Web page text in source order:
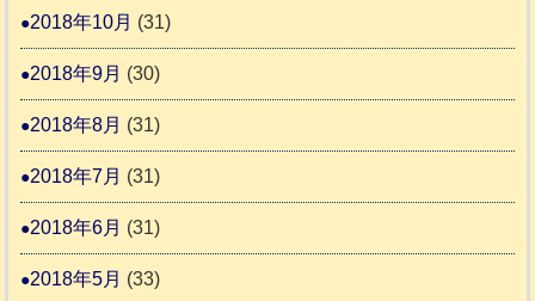
2018年10月 (31)
2018年9月 (30)
2018年8月 (31)
2018年7月 (31)
2018年6月 (31)
2018年5月 (33)